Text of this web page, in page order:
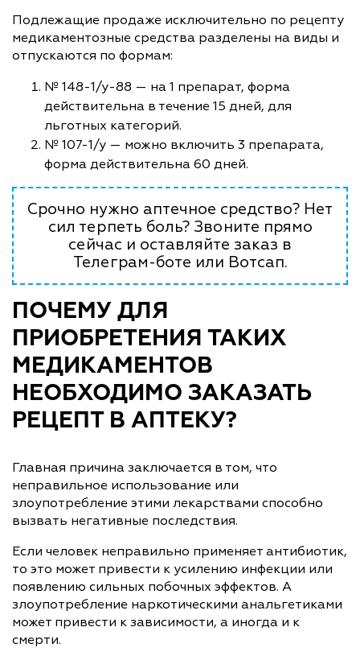
Подлежащие продаже исключительно по рецепту
медикаментозные средства разделены на виды и
отпускаются по формам:
№ 148-1/у-88 — на 1 препарат, форма
действительна в течение 15 дней, для
льготных категорий.
№ 107-1/у — можно включить 3 препарата,
форма действительна 60 дней.
Срочно нужно аптечное средство? Нет
сил терпеть боль? Звоните прямо
сейчас и оставляйте заказ в
Телеграм-боте или Вотсап.
ПОЧЕМУ ДЛЯ
ПРИОБРЕТЕНИЯ ТАКИХ
МЕДИКАМЕНТОВ
НЕОБХОДИМО ЗАКАЗАТЬ
РЕЦЕПТ В АПТЕКУ?
Главная причина заключается в том, что
неправильное использование или
злоупотребление этими лекарствами способно
вызвать негативные последствия.
Если человек неправильно применяет антибиотик,
то это может привести к усилению инфекции или
появлению сильных побочных эффектов. А
злоупотребление наркотическими анальгетиками
может привести к зависимости, а иногда и к
смерти.